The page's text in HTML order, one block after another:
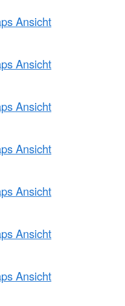
Ansicht
Ansicht
Ansicht
Ansicht
Ansicht
Ansicht
Ansicht